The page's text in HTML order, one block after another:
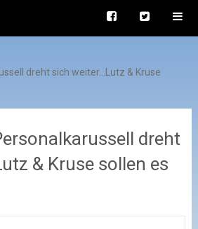
dreht sich weiter…Lutz & Kruse
dreht
& Kruse sollen es